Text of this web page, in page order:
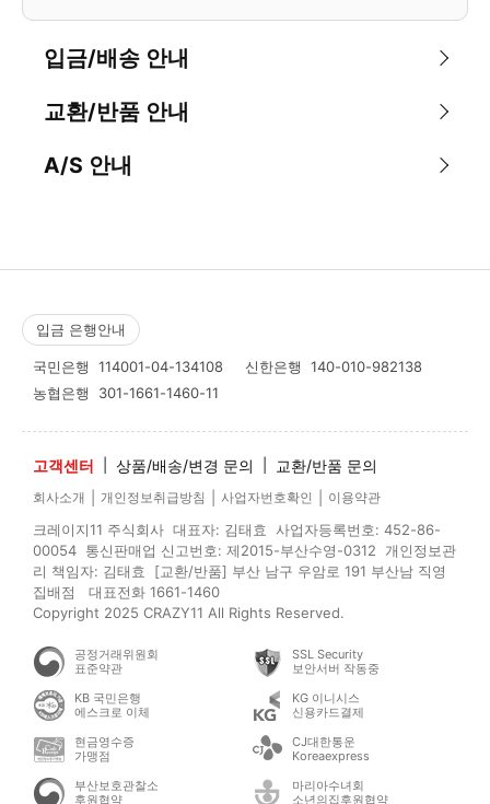
입금/배송 안내
교환/반품 안내
A/S 안내
입금 은행안내
국민은행 114001-04-134108 신한은행 140-010-982138
농협은행 301-1661-1460-11
고객센터 상품/배송/변경 문의 교환/반품 문의
회사소개 개인정보취급방침 사업자번호확인 이용약관
크레이지11 주식회사 대표자: 김태효 사업자등록번호: 452-86-
00054 통신판매업 신고번호: 제2015-부산수영-0312 개인정보관
리 책임자: 김태효 [교환/반품] 부산 남구 우암로 191 부산남 직영
집배점 대표전화 1661-1460
Copyright 2025 CRAZY11 All Rights Reserved.
공정거래위원회
표준약관
SSL Security
보안서버 작동중
KB 국민은행
에스크로 이체
KG 이니시스
신용카드결제
현금영수증
가맹점
CJ대한통운
Koreaexpress
부산보호관찰소
후원협약
마리아수녀회
소년의집후원협약